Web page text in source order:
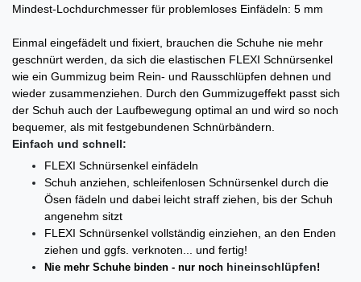
Mindest-Lochdurchmesser für problemloses Einfädeln: 5 mm
Einmal eingefädelt und fixiert, brauchen die Schuhe nie mehr
geschnürt werden, da sich die elastischen FLEXI Schnürsenkel
wie ein Gummizug beim Rein- und Rausschlüpfen dehnen und
wieder zusammenziehen. Durch den Gummizugeffekt passt sich
der Schuh auch der Laufbewegung optimal an und wird so noch
bequemer, als mit festgebundenen Schnürbändern.
Einfach und schnell:
FLEXI Schnürsenkel einfädeln
Schuh anziehen, schleifenlosen Schnürsenkel durch die
Ösen fädeln und dabei leicht straff ziehen, bis der Schuh
angenehm sitzt
FLEXI Schnürsenkel vollständig einziehen, an den Enden
ziehen und ggfs. verknoten... und fertig!
Nie mehr Schuhe binden - nur noch hi­n­ein­schlüp­fen!